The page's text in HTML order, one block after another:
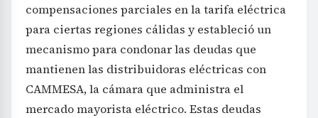
compensaciones parciales en la tarifa eléctrica
para ciertas regiones cálidas y estableció un
mecanismo para condonar las deudas que
mantienen las distribuidoras eléctricas con
CAMMESA, la cámara que administra el
mercado mayorista eléctrico. Estas deudas